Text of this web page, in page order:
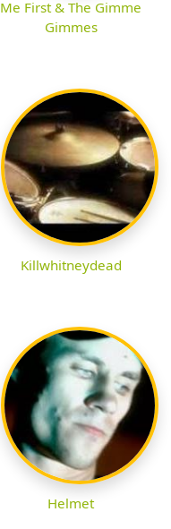
Me First & The Gimme
Gimmes
Killwhitneydead
Helmet